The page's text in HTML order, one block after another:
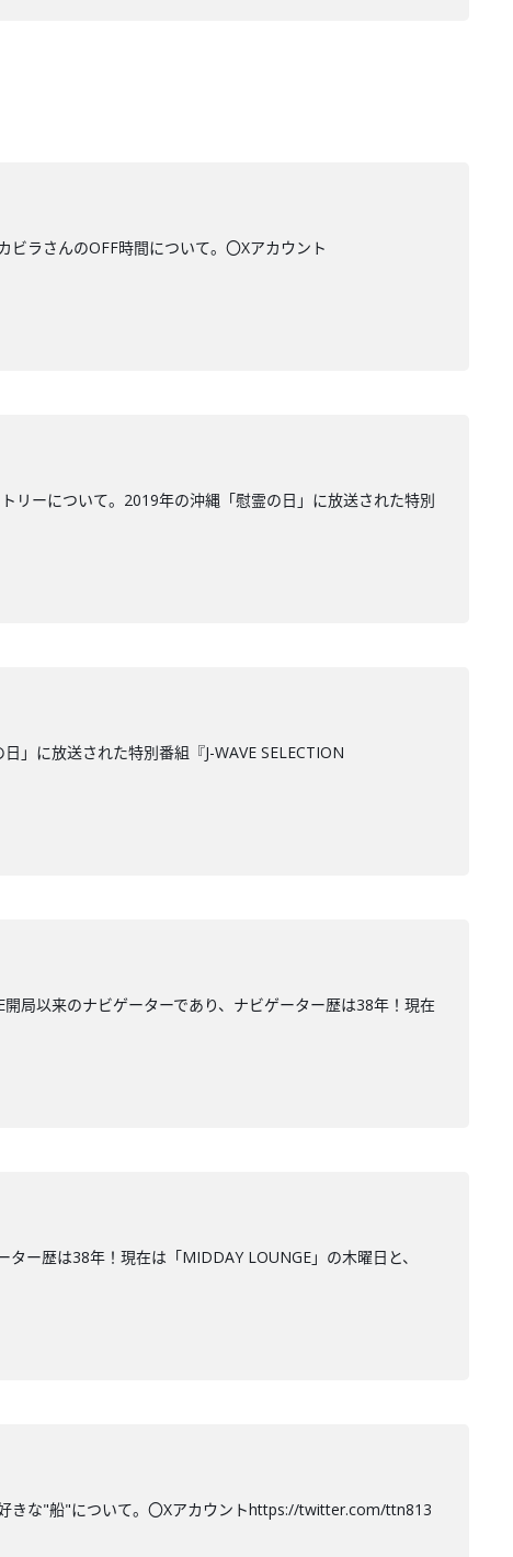
ラさんのOFF時間について。〇Xアカウント
リーについて。2019年の沖縄「慰霊の日」に放送された特別
」に放送された特別番組『J-WAVE SELECTION
局以来のナビゲーターであり、ナビゲーター歴は38年！現在
ー歴は38年！現在は「MIDDAY LOUNGE」の木曜日と、
きな"船"について。〇Xアカウントhttps://twitter.com/ttn813